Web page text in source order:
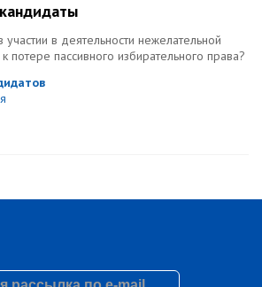
в деятельности нежелательной
потере пассивного избирательного права?